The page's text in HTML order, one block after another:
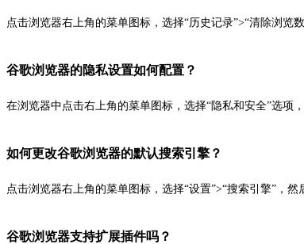
点击浏览器右上角的菜单图标，选择“历史记录”>“清除浏
谷歌浏览器的隐私设置如何配置？
在浏览器中点击右上角的菜单图标，选择“隐私和安全”选项
如何更改谷歌浏览器的默认搜索引擎？
点击浏览器右上角的菜单图标，选择“设置”>“搜索引擎”，
谷歌浏览器支持扩展插件吗？